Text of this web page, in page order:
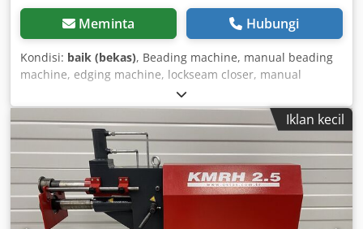
Meminta Hubungi
Kondisi: baik (bekas), Beading machine, manual beading
machine, edging machine, lockseam closer, manual
beader - Max. sheet capacity: 1.0 mm - Throat depth: 200
mm - Tool holder: Ø 24 mm - Back gauge plate: adjustable
- Dimensions: 750/700/H1500 mm - Weight: 120 kg
Djdjcmtntepfx Al Njck
Iklan kecil